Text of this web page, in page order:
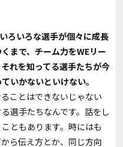
ろいろな選手が個々に成長
まで、チーム力をWEリー
れを知ってる選手たちが今
いかないといけない。
ことはできないじゃない
選手たちなんです。話をし
ともあります。時にはも
ら伝え方とか、同じ方向